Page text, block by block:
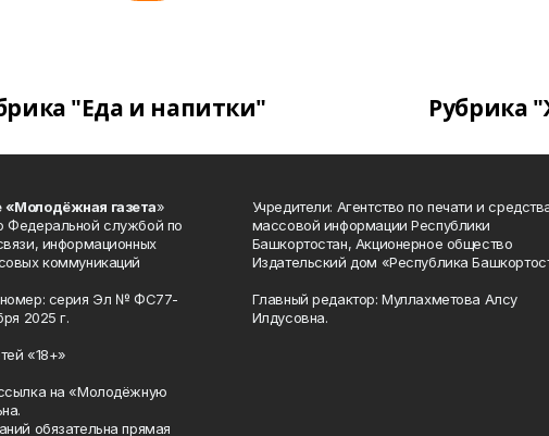
"Еда и напитки" Рубрика
«Молодёжная газета»
Федеральной службой по
информационных
коммуникаций
номер: серия Эл № ФС77-
2025 г.
«18+»
на «Молодёжную
обязательна прямая
Учредители: Агентство по печати и
массовой информации Республики
Башкортостан, Акционерное общество
Издательский дом «Республика
Главный редактор: Муллахметова Алсу
Илдусовна.